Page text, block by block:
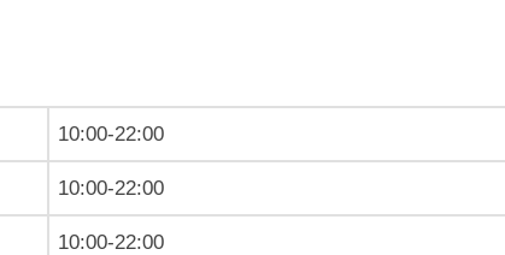
10:00-22:00
10:00-22:00
10:00-22:00